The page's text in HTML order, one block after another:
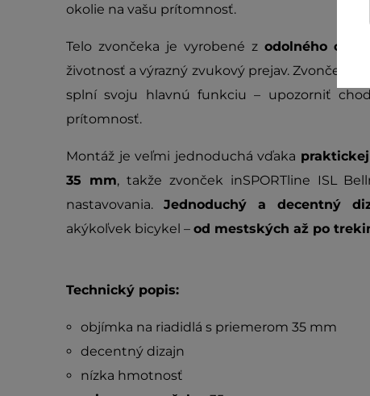
okolie na vašu prítomnosť.
Telo zvončeka je vyrobené z odolného
životnosť a výrazný zvukový prejav. Zvonček
splní svoju hlavnú funkciu – upozorniť
prítomnosť.
Montáž je veľmi jednoduchá vďaka
35 mm, takže zvonček inSPORTline ISL
nastavovania. Jednoduchý a decentný
akýkoľvek bicykel – od mestských až po
Technický popis:
objímka na riadidlá s priemerom 35 mm
decentný dizajn
nízka hmotnosť